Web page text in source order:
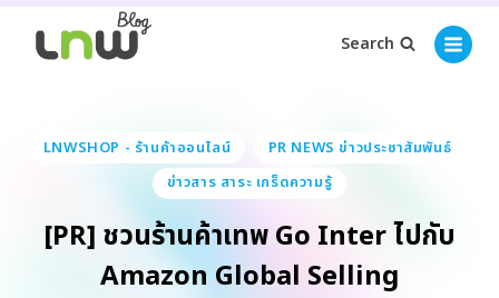
Search
LNWSHOP - ร้านค้าออนไลน์
PR NEWS ข่าวประชาสัมพันธ์
ข่าวสาร สาระ เกร็ดความรู้
[PR] ชวนร้านค้าเทพ Go Inter ไปกับ
Amazon Global Selling